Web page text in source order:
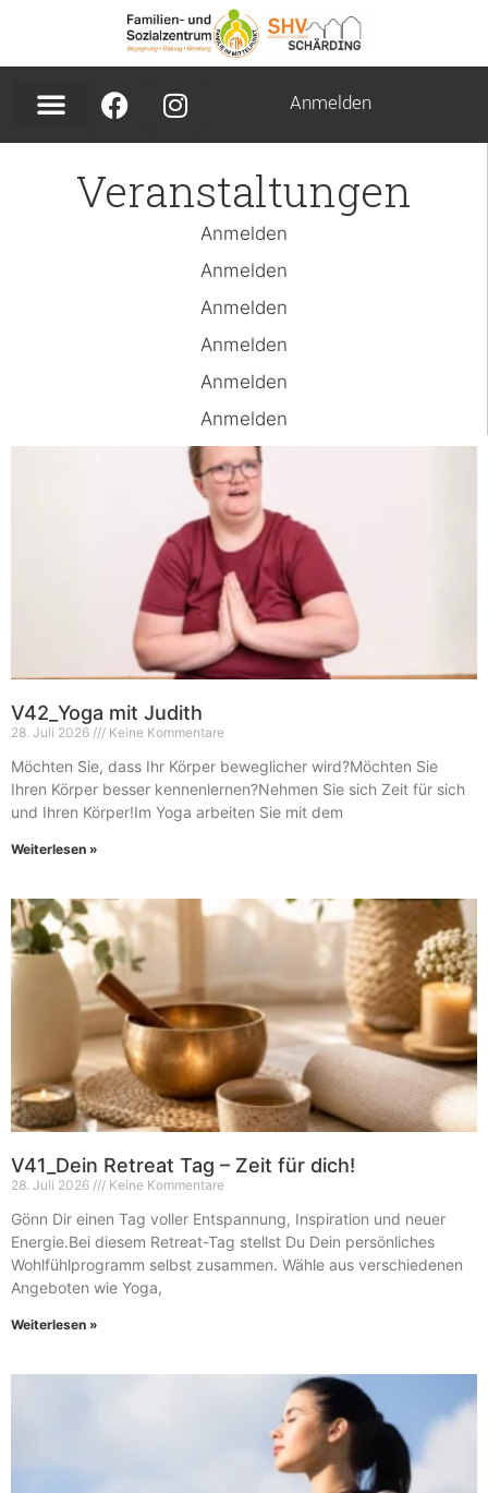
Anmelden
Veranstaltungen
Anmelden
Anmelden
Anmelden
Anmelden
Anmelden
Anmelden
V42_Yoga mit Judith
28. Juli 2026 Keine Kommentare
Möchten Sie, dass Ihr Körper beweglicher wird?Möchten Sie
Ihren Körper besser kennenlernen?Nehmen Sie sich Zeit für sich
und Ihren Körper!Im Yoga arbeiten Sie mit dem
Weiterlesen »
V41_Dein Retreat Tag – Zeit für dich!
28. Juli 2026 Keine Kommentare
Gönn Dir einen Tag voller Entspannung, Inspiration und neuer
Energie.Bei diesem Retreat-Tag stellst Du Dein persönliches
Wohlfühlprogramm selbst zusammen. Wähle aus verschiedenen
Angeboten wie Yoga,
Weiterlesen »